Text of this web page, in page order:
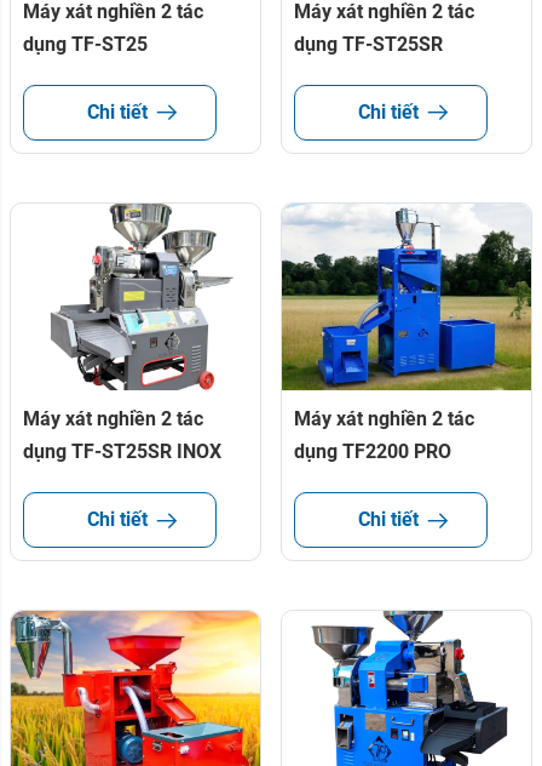
Máy xát nghiền 2 tác
dụng TF-ST25
Chi tiết
Máy xát nghiền 2 tác
dụng TF-ST25SR
Chi tiết
Máy xát nghiền 2 tác
dụng TF-ST25SR INOX
Chi tiết
Máy xát nghiền 2 tác
dụng TF2200 PRO
Chi tiết